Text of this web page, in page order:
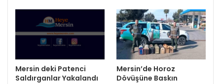
Mersin deki Patenci
Saldırganlar Yakalandı
Mersin’de Horoz
Dövüşüne Baskın